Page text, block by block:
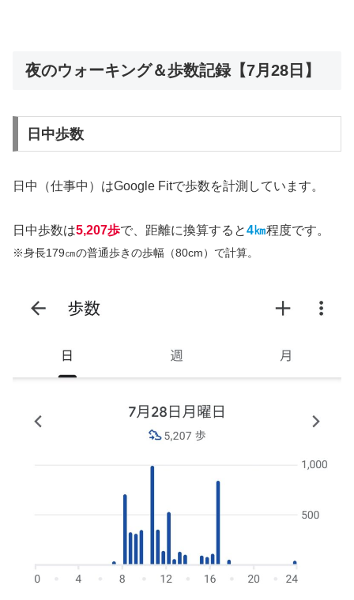
夜のウォーキング＆歩数記録【7月28日】
日中歩数
日中（仕事中）はGoogle Fitで歩数を計測しています。
日中歩数は5,207歩で、距離に換算すると4㎞程度です。
※身長179㎝の普通歩きの歩幅（80cm）で計算。